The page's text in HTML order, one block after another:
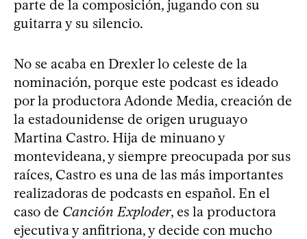
parte de la composición, jugando con su
guitarra y su silencio.
No se acaba en Drexler lo celeste de la
nominación, porque este podcast es ideado
por la productora Adonde Media, creación de
la estadounidense de origen uruguayo
Martina Castro. Hija de minuano y
montevideana, y siempre preocupada por sus
raíces, Castro es una de las más importantes
realizadoras de podcasts en español. En el
caso de Canción Exploder, es la productora
ejecutiva y anfitriona, y decide con mucho